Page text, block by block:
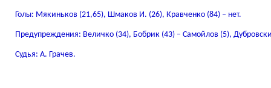
Голы: Мякиньков (21,65), Шмаков И. (26), Кравченко (84) – нет.
Предупреждения: Величко (34), Бобрик (43) – Самойлов (5),
Судья: А. Грачев.